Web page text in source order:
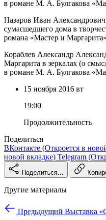
в романе М. А. Булгакова
Назаров Иван
сумасшедшего дома в
романа «Мастер и
Кораблев Александр
Маргарита в зеркалах (о
в романе М. А. Булгакова
15 ноября 2016 вт
19:00
Продолжительность
Поделиться
ВКонтакте (Откроется в
новой вкладке) Telegram
Поделиться…
Другие материалы
Предыдущий Выставка